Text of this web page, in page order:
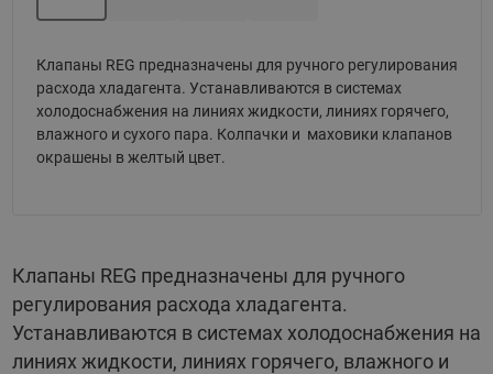
Клапаны REG предназначены для ручного регулирования
расхода хладагента. Устанавливаются в системах
холодоснабжения на линиях жидкости, линиях горячего,
влажного и сухого пара. Колпачки и маховики клапанов
окрашены в желтый цвет.
Клапаны REG предназначены для ручного
регулирования расхода хладагента.
Устанавливаются в системах холодоснабжения на
линиях жидкости, линиях горячего, влажного и